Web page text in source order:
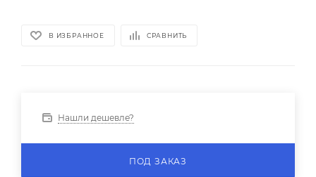
В ИЗБРАННОЕ СРАВНИТЬ
Нашли дешевле?
ПОД ЗАКАЗ